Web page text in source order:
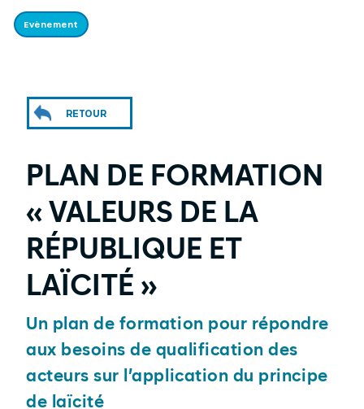
Evènement
RETOUR
PLAN DE FORMATION
« VALEURS DE LA
RÉPUBLIQUE ET
LAÏCITÉ »
Un plan de formation pour répondre
aux besoins de qualification des
acteurs sur l’application du principe
de laïcité